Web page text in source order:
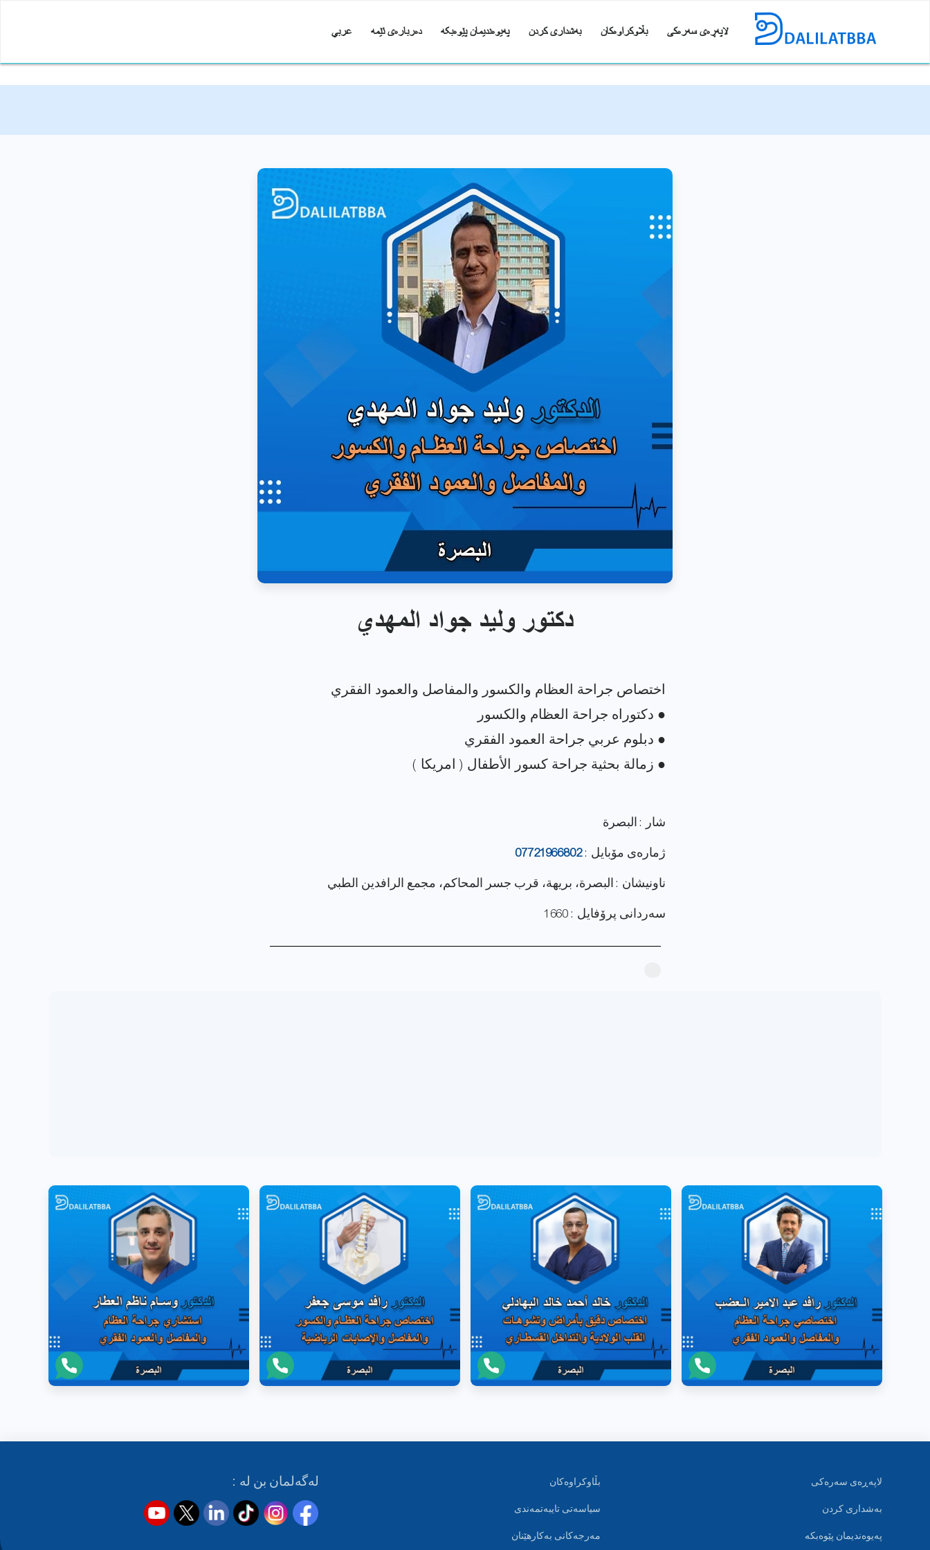
لاپەڕەی سەرەکی بڵاوکراوەکان بەشداری کردن پەیوەندیمان پێوەبکە دەربارەی ئێمە عربي
دكتور وليد جواد المهدي
شار : البصرة
ژماره‌ی مۆبایل :07721966802
ناونيشان : البصرة، بريهة، قرب جسر المحاكم، مجمع الرافدين الطبي
سەردانی پرۆفایل : 1660
لاپەڕەی سەرەکی
بەشداری کردن
پەیوەندیمان پێوەبکە
بڵاوکراوەکان
سیاسەتی تایبەتمەندی
مەرجەکانی بەکارهێنان
لەگەلمان بن لە :